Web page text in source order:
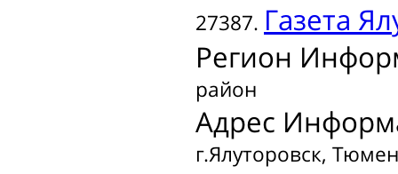
27387. Газета
Регион
район
Адрес
г.Ялуторовск,